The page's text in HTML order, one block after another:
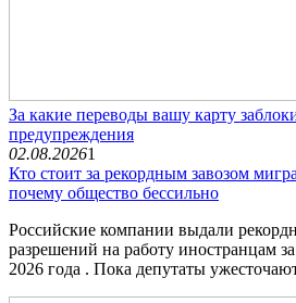
За какие переводы вашу карту
предупреждения
02.08.20261
Кто стоит за рекордным завозом
почему общество бессильно
Российские компании выдали
разрешений на работу иностранцам
2026 года . Пока депутаты